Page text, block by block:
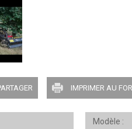
IMPRIMER AU
Modèle